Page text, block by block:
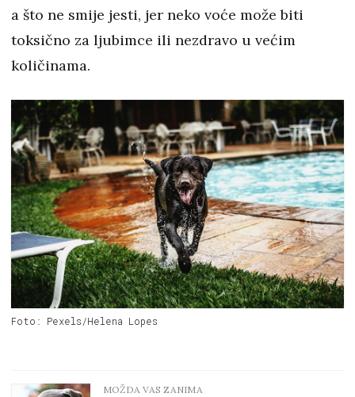
a što ne smije jesti, jer neko voće može biti
toksično za ljubimce ili nezdravo u većim
količinama.
Foto: Pexels/Helena Lopes
MOŽDA VAS ZANIMA